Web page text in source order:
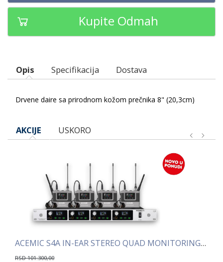
Kupite Odmah
Opis Specifikacija Dostava
Drvene daire sa prirodnom kožom prečnika 8" (20,3cm)
AKCIJE USKORO
ACEMIC S4A IN-EAR STEREO QUAD MONITORING SISTEM
RSD 101.300,00